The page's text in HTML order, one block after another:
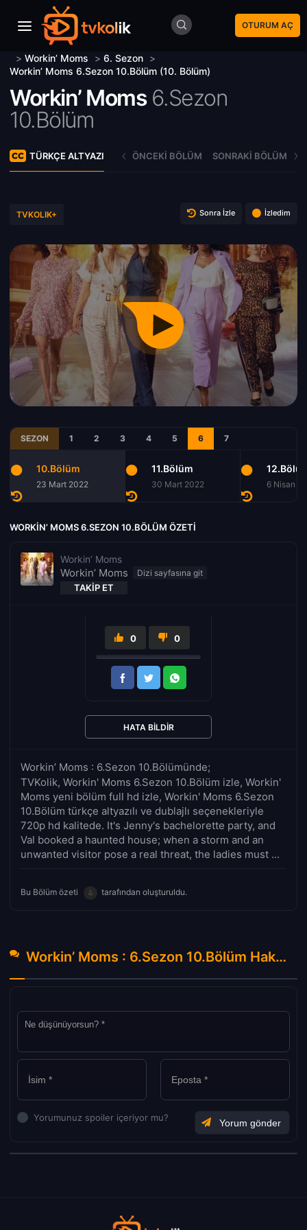
OTURUM AÇ
> Workin’ Moms > 6. Sezon >
Workin’ Moms 6.Sezon 10.Bölüm (10. Bölüm)
Workin’ Moms 6.Sezon
10.Bölüm
TÜRKÇE ALTYAZI ÖNCEKI BÖLÜM SONRAKI BÖLÜM
TVKOLIK+ Sonra İzle İzledim
SEZON 1 2 3 4 5 6 7
10.Bölüm
23 Mart 2022
11.Bölüm
30 Mart 2022 6 Nisan
WORKIN’ MOMS 6.SEZON 10.BÖLÜM ÖZETI
Workin’ Moms
Workin’ Moms
TAKIP ET
Workin’ Moms : 6.Sezon 10.Bölümünde;
TVKolik, Workin' Moms 6.Sezon 10.Bölüm izle, Workin'
Moms yeni bölüm full hd izle, Workin' Moms 6.Sezon
10.Bölüm türkçe altyazılı ve dublajlı seçenekleriyle
720p hd kalitede. It's Jenny's bachelorette party, and
Val booked a haunted house; when a storm and an
unwanted visitor pose a real threat, the ladies must ...
Bu Bölüm özeti tarafından oluşturuldu.
0 0
HATA BILDIR
Workin’ Moms : 6.Sezon 10.Bölüm Hakkında Yorumlar
Yorumunuz spoiler içeriyor mu?